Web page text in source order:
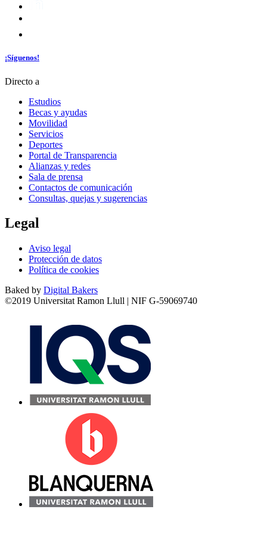
¡Síguenos!
Directo a
Estudios
Becas y ayudas
Movilidad
Servicios
Deportes
Portal de Transparencia
Alianzas y redes
Sala de prensa
Contactos de comunicación
Consultas, quejas y sugerencias
Legal
Aviso legal
Protección de datos
Política de cookies
Baked by Digital Bakers
©2019 Universitat Ramon Llull | NIF G-59069740